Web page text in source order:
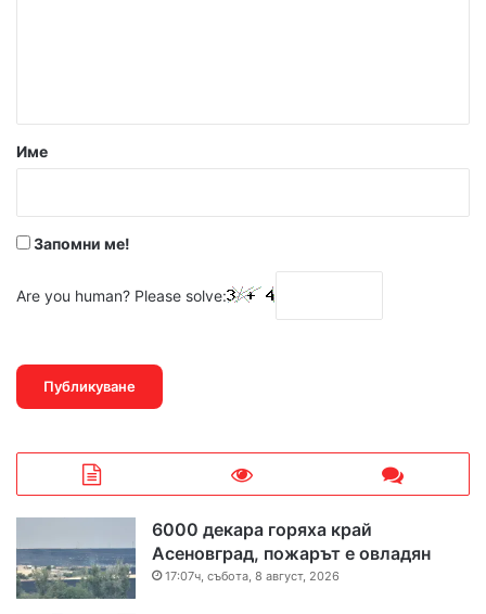
р
Име
Запомни ме!
Are you human? Please solve:
6000 декара горяха край
Асеновград, пожарът е овладян
17:07ч, събота, 8 август, 2026